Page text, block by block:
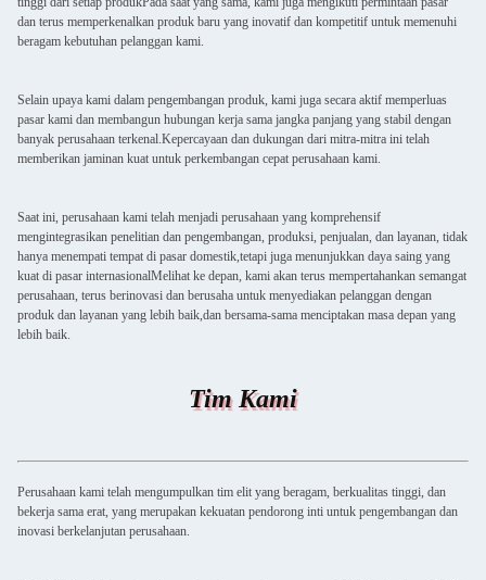
dan terus memperkenalkan produk baru yang inovatif dan kompetitif untuk memenuhi
beragam kebutuhan pelanggan kami.
Selain upaya kami dalam pengembangan produk, kami juga secara aktif memperluas
pasar kami dan membangun hubungan kerja sama jangka panjang yang stabil dengan
banyak perusahaan terkenal.Kepercayaan dan dukungan dari mitra-mitra ini telah
memberikan jaminan kuat untuk perkembangan cepat perusahaan kami.
Saat ini, perusahaan kami telah menjadi perusahaan yang komprehensif
mengintegrasikan penelitian dan pengembangan, produksi, penjualan, dan layanan, tidak
hanya menempati tempat di pasar domestik,tetapi juga menunjukkan daya saing yang
kuat di pasar internasionalMelihat ke depan, kami akan terus mempertahankan semangat
perusahaan, terus berinovasi dan berusaha untuk menyediakan pelanggan dengan
produk dan layanan yang lebih baik,dan bersama-sama menciptakan masa depan yang
lebih baik.
Tim Kami
Perusahaan kami telah mengumpulkan tim elit yang beragam, berkualitas tinggi, dan
bekerja sama erat, yang merupakan kekuatan pendorong inti untuk pengembangan dan
inovasi berkelanjutan perusahaan.